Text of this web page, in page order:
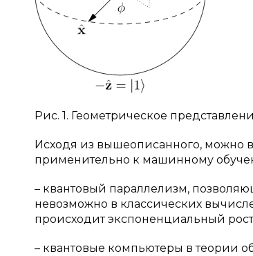
Рис. 1. Геометрическое
Исходя из вышеописанного, можно
применительно к машинному
– квантовый параллелизм,
невозможно в классических
происходит экспоненциальный
– квантовые компьютеры в теории